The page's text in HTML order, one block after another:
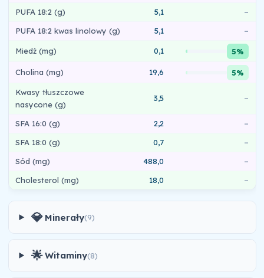
PUFA 18:2 (g)
5,1
–
PUFA 18:2 kwas linolowy (g)
5,1 –
Miedź (mg) 0,1 5%
Cholina (mg) 19,6 5%
Kwasy tłuszczowe
nasycone (g)
3,5 –
SFA 16:0 (g) 2,2
–
SFA 18:0 (g)
0,7
–
Sód (mg)
488,0
–
Cholesterol (mg)
18,0 –
💎 Minerały(9)
🌟 Witaminy(8)